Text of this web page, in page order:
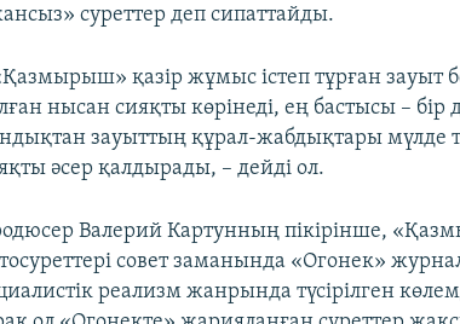
суреттер деп сипаттайды.
қазір жұмыс істеп тұрған зауыт
нысан сияқты көрінеді, ең бастысы –
зауыттың құрал-жабдықтары мүлде
әсер қалдырады, – дейді ол.
Валерий Картунның пікірінше,
совет заманында «Огонек»
реализм жанрында түсірілген